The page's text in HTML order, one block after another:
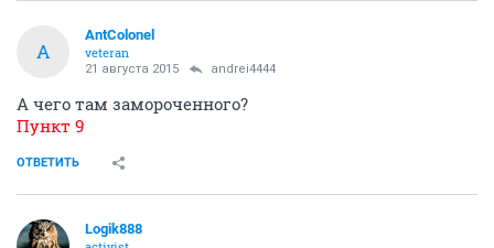
A
AntColonel
veteran
21 августа 2015 andrei4444
А чего там замороченного?
Пункт 9
ОТВЕТИТЬ
Logik888